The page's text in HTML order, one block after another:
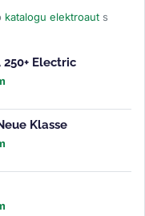
katalogu elektroaut s
250+ Electric
Klasse